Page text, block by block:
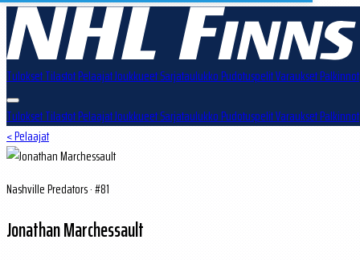
TuloksetTilastotPelaajatJoukkueetSarjataulukkoPudotuspelitVarauksetPalkinnot
TuloksetTilastotPelaajatJoukkueetSarjataulukkoPudotuspelitVarauksetPalkinnot
< Pelaajat
Nashville Predators · #81
Jonathan Marchessault